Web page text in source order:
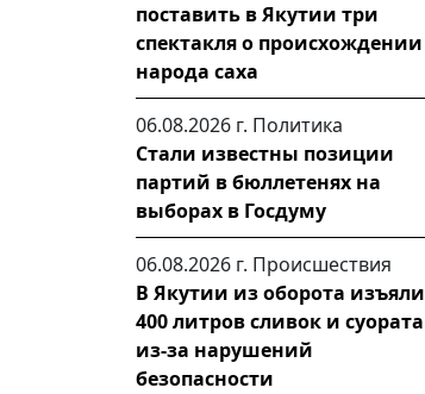
поставить в Якутии три
спектакля о происхождении
народа саха
06.08.2026 г. Политика
Стали известны позиции
партий в бюллетенях на
выборах в Госдуму
06.08.2026 г. Происшествия
В Якутии из оборота изъяли
400 литров сливок и суората
из-за нарушений
безопасности